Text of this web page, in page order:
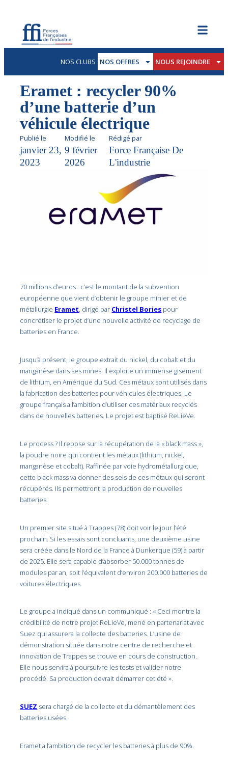
NOS CLUBS NOS OFFRES NOUS REJOINDRE
Eramet : recycler 90%
d’une batterie d’un
véhicule électrique
Publié le
janvier 23,
2023
Modifié le
9 février
2026
Rédigé par
Force Française De
L'industrie
70 millions d’euros : c’est le montant de la subvention
européenne que vient d’obtenir le groupe minier et de
métallurgie Eramet, dirigé par Christel Bories pour
concrétiser le projet d’une nouvelle activité de recyclage de
batteries en France.
Jusqu’à présent, le groupe extrait du nickel, du cobalt et du
manganèse dans ses mines. Il exploite un immense gisement
de lithium, en Amérique du Sud. Ces métaux sont utilisés dans
la fabrication des batteries pour véhicules électriques. Le
groupe français a l’ambition d’utiliser ces matériaux recyclés
dans de nouvelles batteries. Le projet est baptisé ReLieVe.
Le process ? Il repose sur la récupération de la « black mass »,
la poudre noire qui contient les métaux (lithium, nickel,
manganèse et cobalt). Raffinée par voie hydrométallurgique,
cette black mass va donner des sels de ces métaux qui seront
récupérés. Ils permettront la production de nouvelles
batteries.
Un premier site situé à Trappes (78) doit voir le jour l’été
prochain. Si les essais sont concluants, une deuxième usine
sera créée dans le Nord de la France à Dunkerque (59) à partir
de 2025. Elle sera capable d’absorber 50.000 tonnes de
modules par an, soit l’équivalent d’environ 200.000 batteries de
voitures électriques.
Le groupe a indiqué dans un communiqué : « Ceci montre la
crédibilité de notre projet ReLieVe, mené en partenariat avec
Suez qui assurera la collecte des batteries. L’usine de
démonstration située dans notre centre de recherche et
innovation de Trappes se trouve en cours de construction.
Elle nous servira à poursuivre les tests et valider notre
procédé. Sa production devrait démarrer cet été ».
SUEZ sera chargé de la collecte et du démantèlement des
batteries usées.
Eramet a l’ambition de recycler les batteries à plus de 90%.